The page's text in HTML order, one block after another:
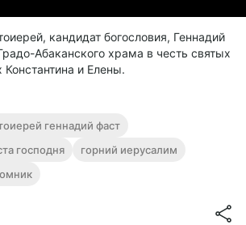
кандидат богословия, Геннадий
Абаканского храма в честь святых
и Елены.
геннадий фаст
господня
горний иерусалим